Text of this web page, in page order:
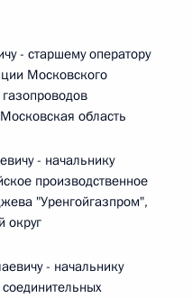
- старшему оператору
Московского
область
- начальнику
производственное
"Уренгойгазпром",
округ
- начальнику